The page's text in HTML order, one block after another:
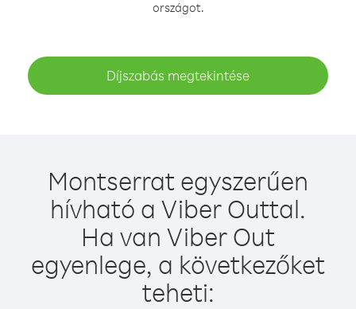
országot.
Díjszabás megtekintése
Montserrat egyszerűen
hívható a Viber Outtal.
Ha van Viber Out
egyenlege, a következőket
teheti: